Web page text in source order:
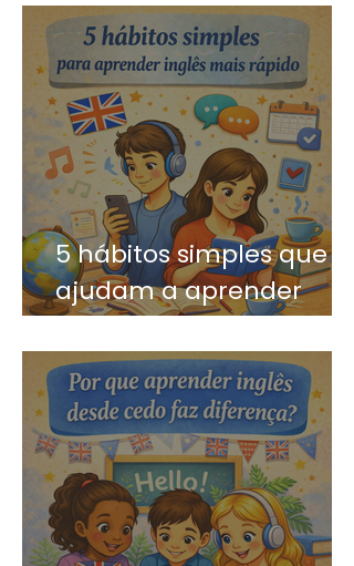
5 hábitos simples que
ajudam a aprender
inglês mais rápido